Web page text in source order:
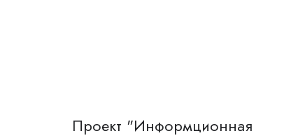
Проект "Информционная